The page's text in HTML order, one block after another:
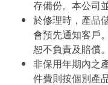
存備份。本公司
於修理時，產品
會預先通知客戶
恕不負責及賠償。
非保用年期內之
件費則按個別產